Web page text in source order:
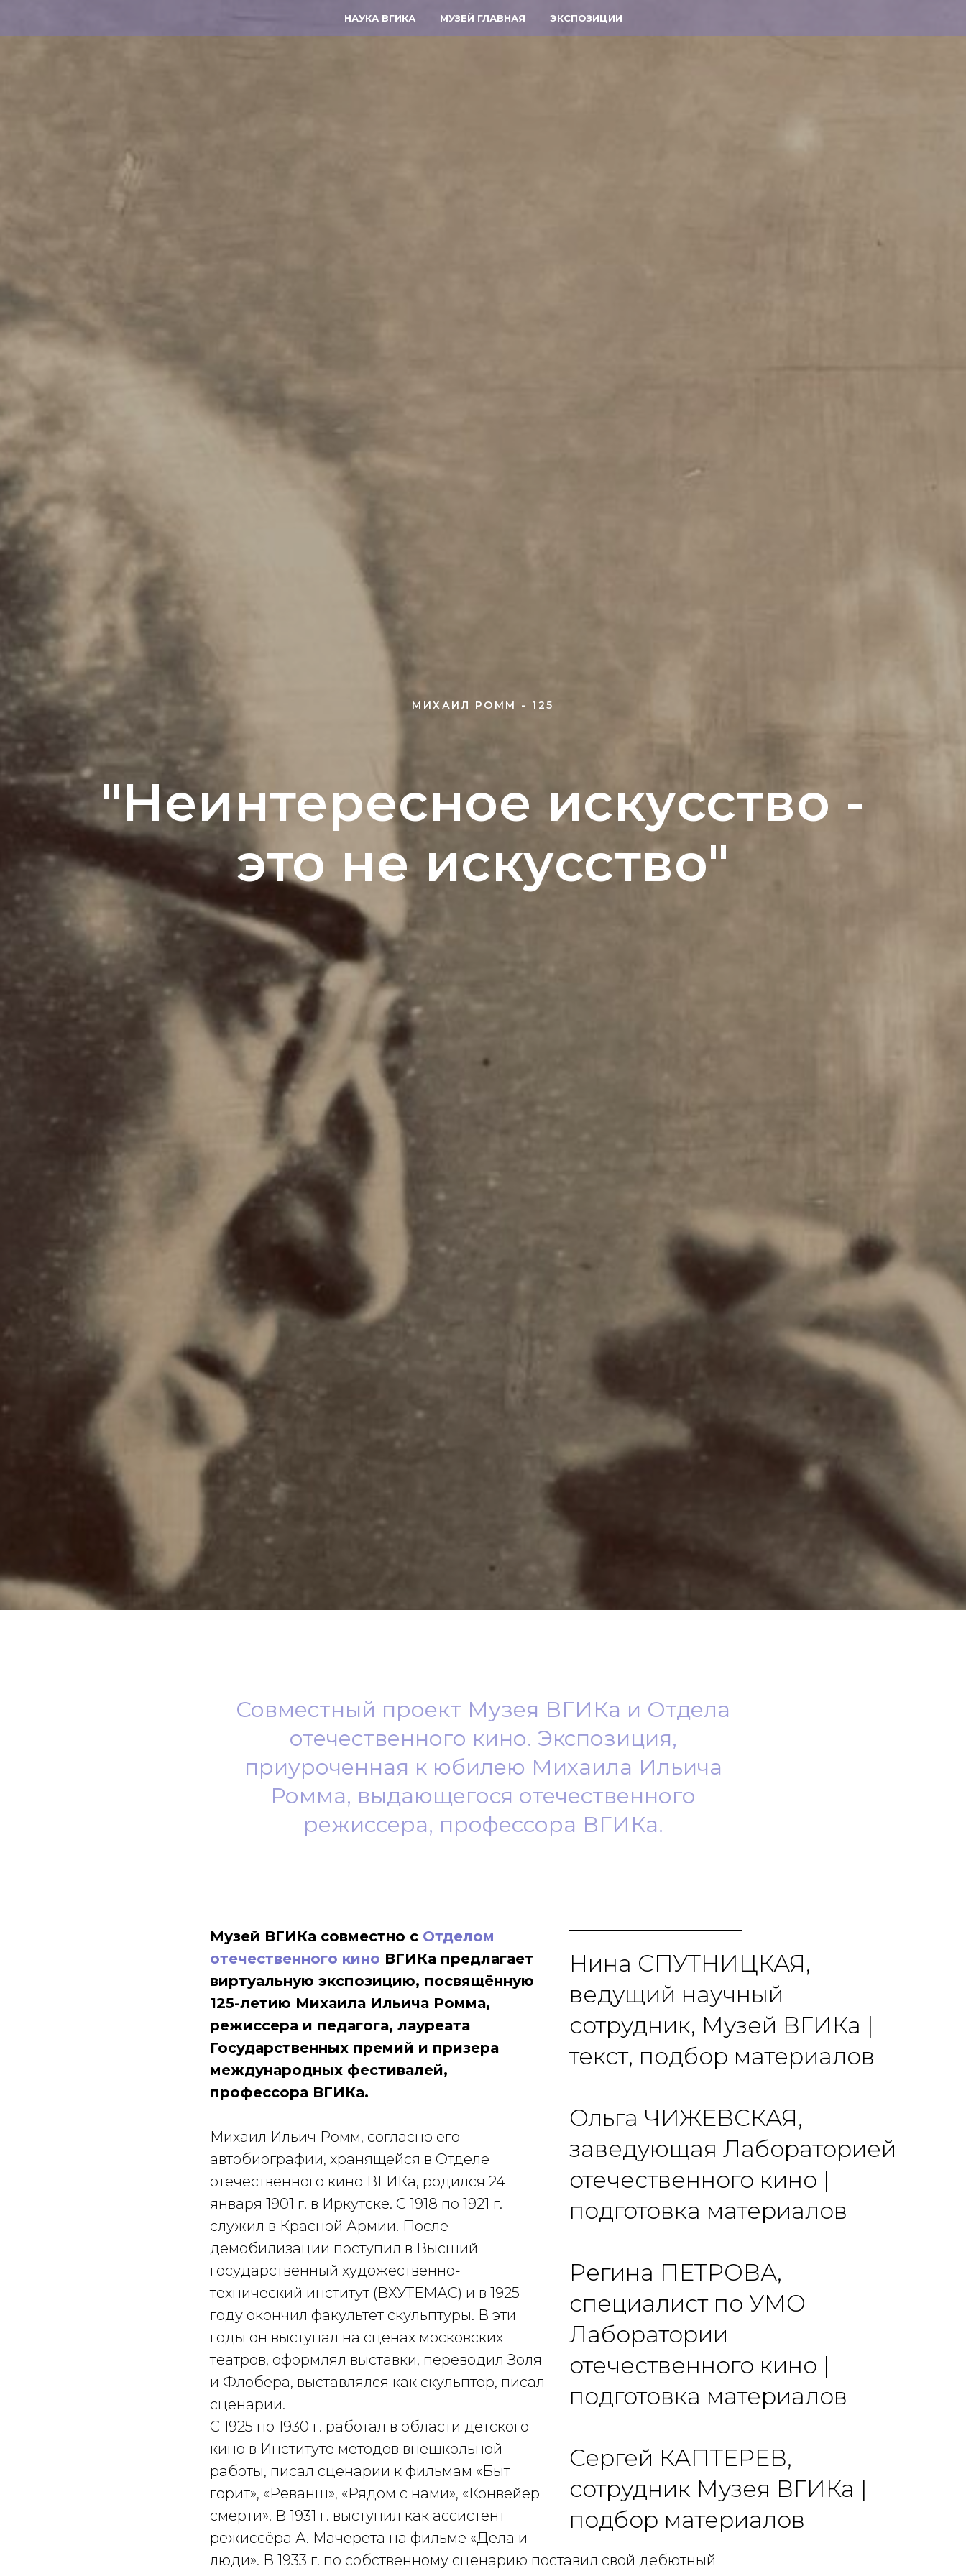
НАУКА ВГИКА МУЗЕЙ ГЛАВНАЯ ЭКСПОЗИЦИИ
МИХАИЛ РОММ - 125
"Неинтересное искусство -
это не искусство"
Совместный проект Музея ВГИКа и Отдела
отечественного кино. Экспозиция,
приуроченная к юбилею Михаила Ильича
Ромма, выдающегося отечественного
режиссера, профессора ВГИКа.
Нина СПУТНИЦКАЯ,
ведущий научный
сотрудник, Музей ВГИКа |
текст, подбор материалов
Ольга ЧИЖЕВСКАЯ,
заведующая Лабораторией
отечественного кино |
подготовка материалов
Регина ПЕТРОВА,
специалист по УМО
Лаборатории
отечественного кино |
подготовка материалов
Сергей КАПТЕРЕВ,
сотрудник Музея ВГИКа |
подбор материалов
Музей ВГИКа совместно с Отделом
отечественного кино ВГИКа предлагает
виртуальную экспозицию, посвящённую
125-летию Михаила Ильича Ромма,
режиссера и педагога, лауреата
Государственных премий и призера
международных фестивалей,
профессора ВГИКа.
Михаил Ильич Ромм, согласно его
автобиографии, хранящейся в Отделе
отечественного кино ВГИКа, родился 24
января 1901 г. в Иркутске. С 1918 по 1921 г.
служил в Красной Армии. После
демобилизации поступил в Высший
государственный художественно-
технический институт (ВХУТЕМАС) и в 1925
году окончил факультет скульптуры. В эти
годы он выступал на сценах московских
театров, оформлял выставки, переводил Золя
и Флобера, выставлялся как скульптор, писал
сценарии.
С 1925 по 1930 г. работал в области детского
кино в Институте методов внешкольной
работы, писал сценарии к фильмам «Быт
горит», «Реванш», «Рядом с нами», «Конвейер
смерти». В 1931 г. выступил как ассистент
режиссёра А. Мачерета на фильме «Дела и
люди». В 1933 г. по собственному сценарию поставил свой дебютный